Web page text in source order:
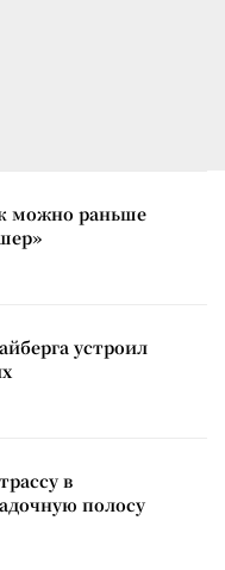
можно раньше
устроил
в
полосу